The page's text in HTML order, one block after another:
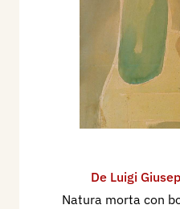
De Luigi
Natura morta con